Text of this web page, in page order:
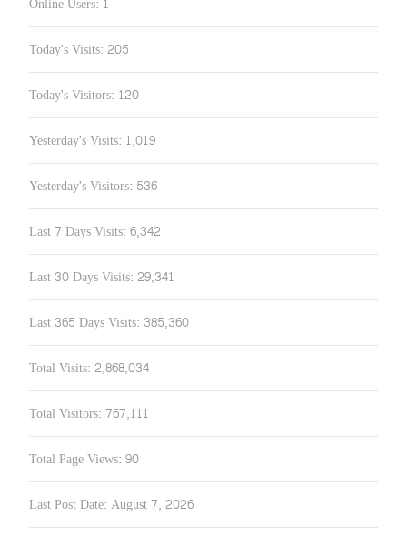
Today's Visits: 205
Today's Visitors: 120
Yesterday's Visits: 1,019
Yesterday's Visitors: 536
Last 7 Days Visits: 6,342
Last 30 Days Visits: 29,341
Last 365 Days Visits: 385,360
Total Visits: 2,868,034
Total Visitors: 767,111
Total Page Views: 90
Last Post Date: August 7, 2026